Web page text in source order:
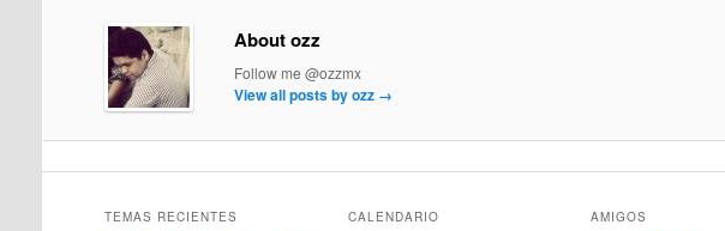
About ozz
Follow me @ozzmx
View all posts by ozz →
TEMAS RECIENTES CALENDARIO AMIGOS